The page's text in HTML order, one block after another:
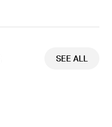
SEE ALL